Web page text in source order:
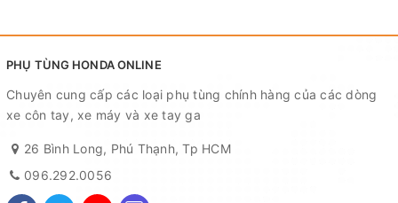
PHỤ TÙNG HONDA ONLINE
Chuyên cung cấp các loại phụ tùng chính hàng của các dòng
xe côn tay, xe máy và xe tay ga
26 Bình Long, Phú Thạnh, Tp HCM
096.292.0056